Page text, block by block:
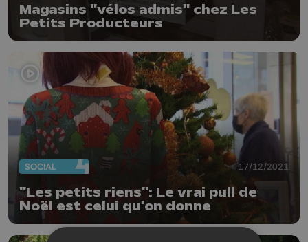
Magasins "vélos admis" chez Les
Petits Producteurs
SOCIAL 17/12/2021
"Les petits riens": Le vrai pull de
Noël est celui qu'on donne